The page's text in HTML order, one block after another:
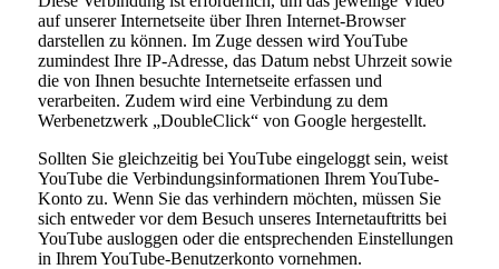
auf unserer Internetseite über Ihren Internet-Browser
darstellen zu können. Im Zuge dessen wird YouTube
zumindest Ihre IP-Adresse, das Datum nebst Uhrzeit sowie
die von Ihnen besuchte Internetseite erfassen und
verarbeiten. Zudem wird eine Verbindung zu dem
Werbenetzwerk „DoubleClick“ von Google hergestellt.
Sollten Sie gleichzeitig bei YouTube eingeloggt sein, weist
YouTube die Verbindungsinformationen Ihrem YouTube-
Konto zu. Wenn Sie das verhindern möchten, müssen Sie
sich entweder vor dem Besuch unseres Internetauftritts bei
YouTube ausloggen oder die entsprechenden Einstellungen
in Ihrem YouTube-Benutzerkonto vornehmen.